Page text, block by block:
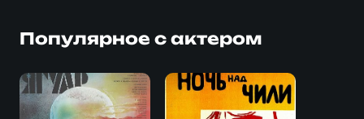
Популярное с актером